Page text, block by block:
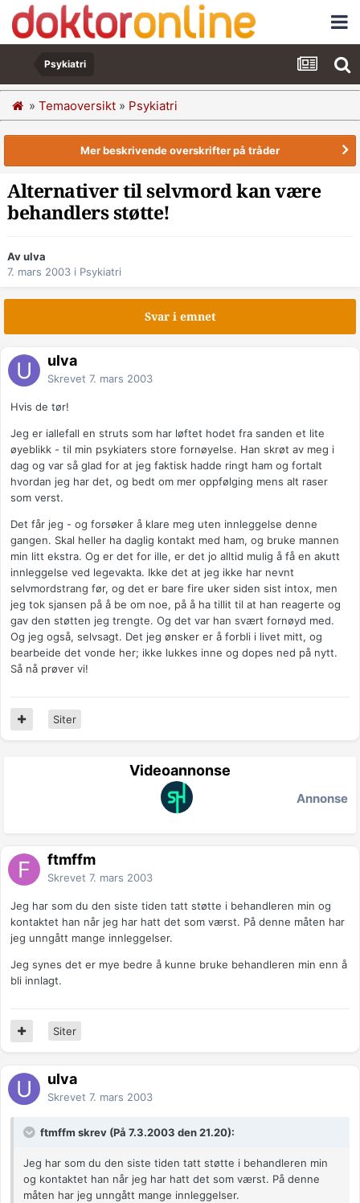
Psykiatri
» Temaoversikt » Psykiatri
Mer beskrivende overskrifter på tråder
Alternativer til selvmord kan være
behandlers støtte!
Av ulva
7. mars 2003 i Psykiatri
Svar i emnet
ulva
Skrevet 7. mars 2003
Hvis de tør!
Jeg er iallefall en struts som har løftet hodet fra sanden et lite
øyeblikk - til min psykiaters store fornøyelse. Han skrøt av meg i
dag og var så glad for at jeg faktisk hadde ringt ham og fortalt
hvordan jeg har det, og bedt om mer oppfølging mens alt raser
som verst.
Det får jeg - og forsøker å klare meg uten innleggelse denne
gangen. Skal heller ha daglig kontakt med ham, og bruke mannen
min litt ekstra. Og er det for ille, er det jo alltid mulig å få en akutt
innleggelse ved legevakta. Ikke det at jeg ikke har nevnt
selvmordstrang før, og det er bare fire uker siden sist intox, men
jeg tok sjansen på å be om noe, på å ha tillit til at han reagerte og
gav den støtten jeg trengte. Og det var han svært fornøyd med.
Og jeg også, selvsagt. Det jeg ønsker er å forbli i livet mitt, og
bearbeide det vonde her; ikke lukkes inne og dopes ned på nytt.
Så nå prøver vi!
Siter
Videoannonse
Annonse
ftmffm
Skrevet 7. mars 2003
Jeg har som du den siste tiden tatt støtte i behandleren min og
kontaktet han når jeg har hatt det som værst. På denne måten har
jeg unngått mange innleggelser.
Jeg synes det er mye bedre å kunne bruke behandleren min enn å
bli innlagt.
Siter
ulva
Skrevet 7. mars 2003
ftmffm skrev (På 7.3.2003 den 21.20):
Jeg har som du den siste tiden tatt støtte i behandleren min
og kontaktet han når jeg har hatt det som værst. På denne
måten har jeg unngått mange innleggelser.